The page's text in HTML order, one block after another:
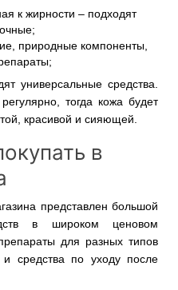
к жирности – подходят
природные компоненты,
универсальные средства.
тогда кожа будет
красивой и сияющей.
в
представлен большой
в широком ценовом
для разных типов
и средства по уходу после